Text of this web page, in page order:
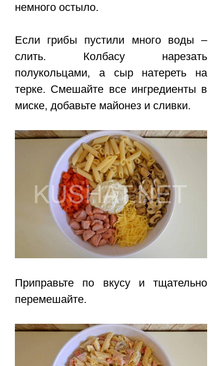
немного остыло.
Если грибы пустили много воды –
слить. Колбасу нарезать
полукольцами, а сыр натереть на
терке. Смешайте все ингредиенты в
миске, добавьте майонез и сливки.
Приправьте по вкусу и тщательно
перемешайте.